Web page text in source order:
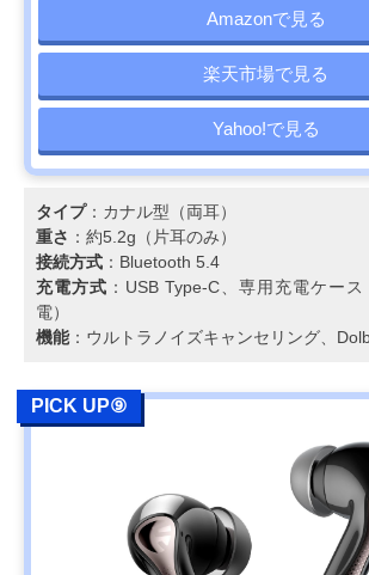
Amazonで見る
楽天市場で見る
Yahoo!で見る
タイプ：カナル型（両耳）
重さ ：約5.2g（片耳のみ）
接続方式 ：Bluetooth 5.4
充電方式 ：USB Type-C、専用充電ケー
電）
機能：ウルトラノイズキャンセリング、
PICK UP⑨